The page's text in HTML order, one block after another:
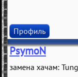
Профиль
PsymoN
замена хачам: